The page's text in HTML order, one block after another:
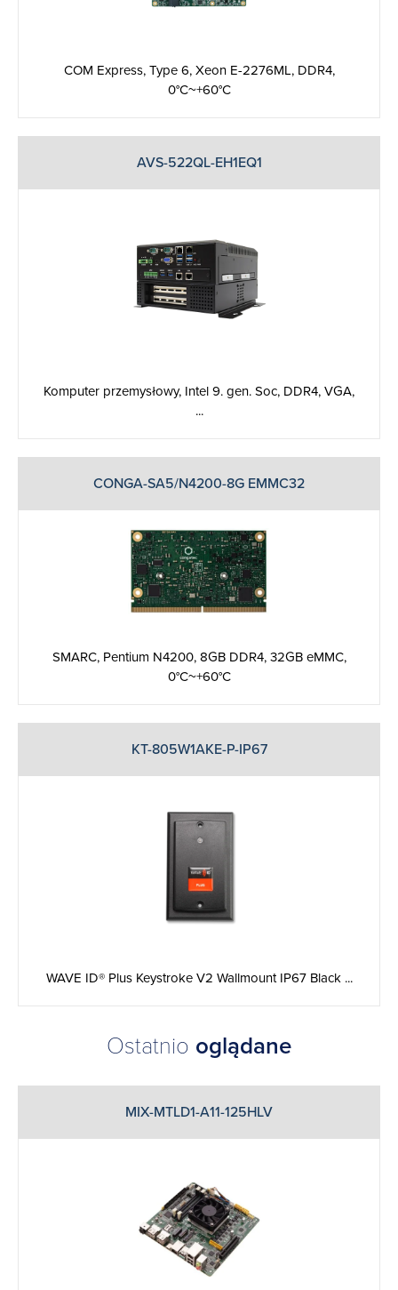
COM Express, Type 6, Xeon E-2276ML, DDR4,
0°C~+60°C
AVS-522QL-EH1EQ1
Komputer przemysłowy, Intel 9. gen. Soc, DDR4, VGA,
...
CONGA-SA5/N4200-8G EMMC32
SMARC, Pentium N4200, 8GB DDR4, 32GB eMMC,
0°C~+60°C
KT-805W1AKE-P-IP67
WAVE ID® Plus Keystroke V2 Wallmount IP67 Black ...
Ostatnio oglądane
MIX-MTLD1-A11-125HLV